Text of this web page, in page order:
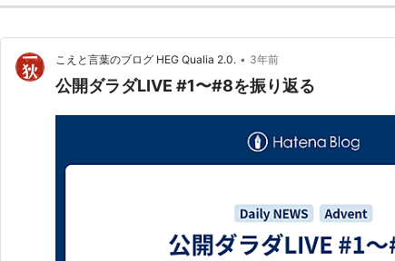
こえと言葉のブログ HEG Qualia 2.0. • 3年前
公開ダラダLIVE #1〜#8を振り返る